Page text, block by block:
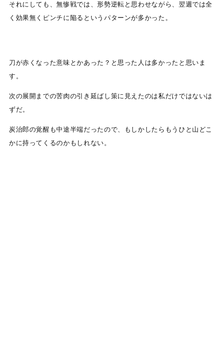
それにしても、無惨戦では、形勢逆転と思わせながら、翌週では全
く効果無くピンチに陥るというパターンが多かった。
刀が赤くなった意味とかあった？と思った人は多かったと思いま
す。
次の展開までの苦肉の引き延ばし策に見えたのは私だけではないは
ずだ。
炭治郎の覚醒も中途半端だったので、もしかしたらもうひと山どこ
かに持ってくるのかもしれない。